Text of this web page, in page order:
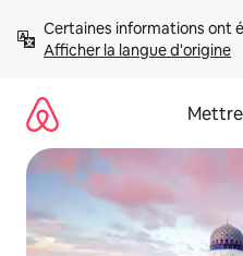
directement
Afficher la langue d'origine